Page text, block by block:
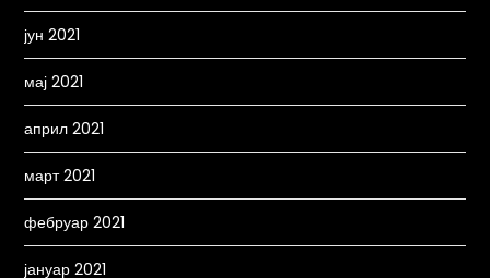
јун 2021
мај 2021
април 2021
март 2021
фебруар 2021
јануар 2021